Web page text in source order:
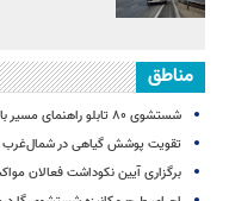
مناطق
شستشوی ۸۰ تابلو راهنمای مسیر با استفاده از بالابر
تقویت پوشش گیاهی در شمال‌غرب
برگزاری آیین نکوداشت فعالان